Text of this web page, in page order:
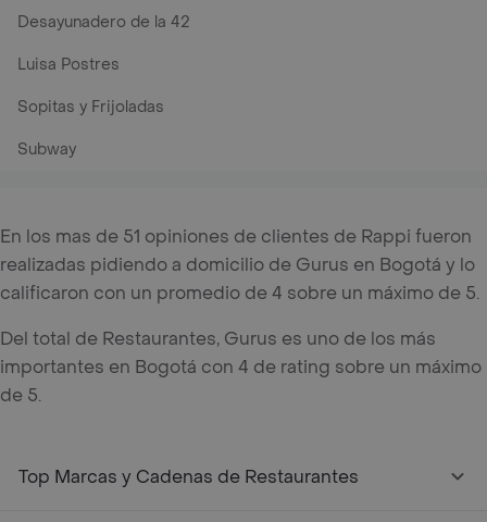
Desayunadero de la 42
Luisa Postres
Sopitas y Frijoladas
Subway
En los mas de 51 opiniones de clientes de Rappi fueron
realizadas pidiendo a domicilio de Gurus en Bogotá y lo
calificaron con un promedio de 4 sobre un máximo de 5.
Del total de Restaurantes, Gurus es uno de los más
importantes en Bogotá con 4 de rating sobre un máximo
de 5.
Top Marcas y Cadenas de Restaurantes